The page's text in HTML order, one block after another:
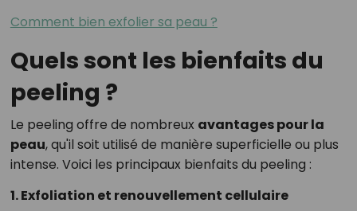
Comment bien exfolier sa peau ?
Quels sont les bienfaits du
peeling ?
Le peeling offre de nombreux avantages pour la
peau, qu'il soit utilisé de manière superficielle ou plus
intense. Voici les principaux bienfaits du peeling :
1. Exfoliation et renouvellement cellulaire